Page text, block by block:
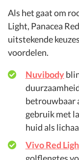
Als het gaat om
Light, Panacea
uitstekende
voordelen.
Nuvibody
betrouwbaar
gebruik met
huid als
Vivo Red